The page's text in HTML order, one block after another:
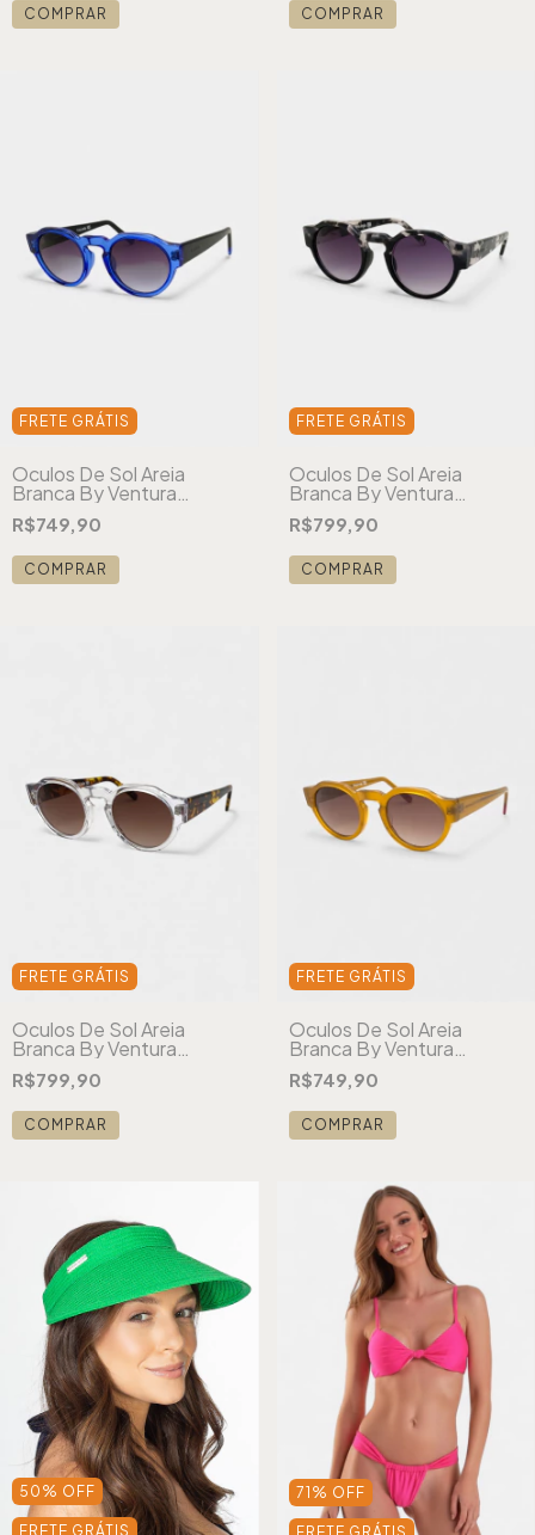
COMPRAR COMPRAR
FRETE GRÁTIS
Óculos De Sol Areia
Branca By Ventura
London Azul
R$749,90
COMPRAR
FRETE GRÁTIS
Óculos De Sol Areia
Branca By Ventura
London Tartaruga
R$799,90
COMPRAR
FRETE GRÁTIS
Óculos De Sol Areia
Branca By Ventura
London Cristal
R$799,90
COMPRAR
FRETE GRÁTIS
Óculos De Sol Areia
Branca By Ventura
London Ambar
R$749,90
COMPRAR
50 % OFF
FRETE GRÁTIS
71 % OFF